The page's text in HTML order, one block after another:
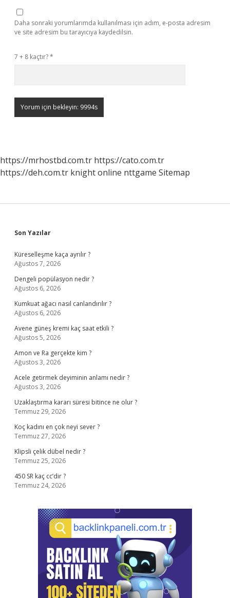
Daha sonraki yorumlarımda kullanılması için adım, e-posta adresim
ve site adresim bu tarayıcıya kaydedilsin.
7 + 8 kaçtır?*
https://mrhostbd.com.tr https://cato.com.tr
https://deh.com.tr knight online nttgame Sitemap
Sidebar
Son Yazılar
Küreselleşme kaça ayrılır ?
Ağustos 7, 2026
Dengeli popülasyon nedir ?
Ağustos 6, 2026
Kumkuat ağacı nasıl canlandırılır ?
Ağustos 6, 2026
Avene güneş kremi kaç saat etkili ?
Ağustos 5, 2026
Amon ve Ra gerçekte kim ?
Ağustos 3, 2026
Acele getirmek deyiminin anlamı nedir ?
Ağustos 3, 2026
Uzaklaştırma kararı süresi bitince ne olur ?
Temmuz 29, 2026
Koç kadını en çok neyi sever ?
Temmuz 27, 2026
Klipsli çelik dübel nedir ?
Temmuz 25, 2026
450 SR kaç cc’dir ?
Temmuz 24, 2026